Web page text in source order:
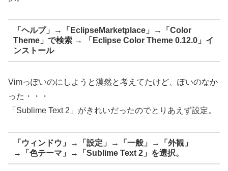
「ヘルプ」→「EclipseMarketplace」→「Color
Theme」で検索 → 「Eclipse Color Theme 0.12.0」イ
ンストール
Vimっぽいのにしようと漠然と考えてたけど、ぽいのなか
った・・・
「Sublime Text 2」がきれいだったのでとりあえず設定。
「ウィンドウ」→「設定」→「一般」→「外観」
→「色テーマ」→「Sublime Text 2」を選択。